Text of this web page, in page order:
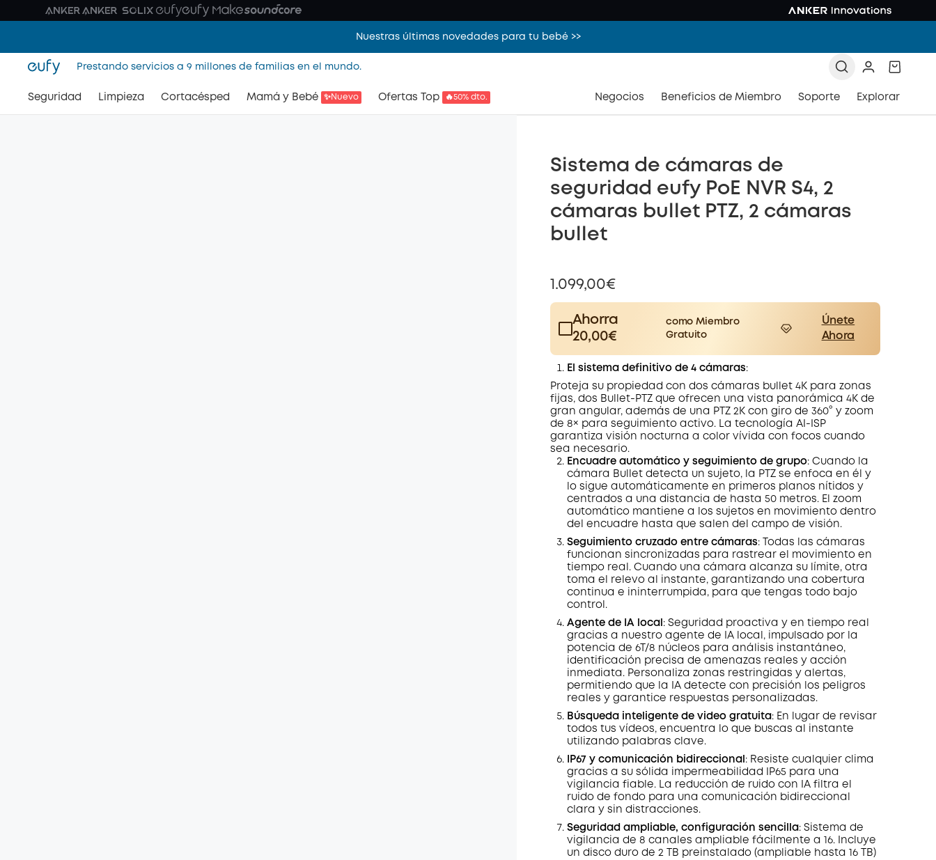
Nuestras últimas novedades para tu bebé >>
Prestando servicios a 9 millones de familias en el mundo.
Seguridad Limpieza Cortacésped Mamá y Bebé ✨Nuevo Ofertas Top 🔥50% dto. Negocios Beneficios de Miembro Soporte Explorar
Sistema de cámaras de
seguridad eufy PoE NVR S4, 2
cámaras bullet PTZ, 2 cámaras
bullet
1.099,00€
Ahorra
20,00€
como Miembro
Gratuito
Únete
Ahora
Plus Member
$15.00 /mes
Save 20,00€ Now
worth more than 20,00€
El sistema definitivo de 4 cámaras:
Proteja su propiedad con dos cámaras bullet 4K para zonas
fijas, dos Bullet-PTZ que ofrecen una vista panorámica 4K de
gran angular, además de una PTZ 2K con giro de 360° y zoom
de 8× para seguimiento activo. La tecnología AI-ISP
garantiza visión nocturna a color vívida con focos cuando
sea necesario.
Encuadre automático y seguimiento de grupo: Cuando la
cámara Bullet detecta un sujeto, la PTZ se enfoca en él y
lo sigue automáticamente en primeros planos nítidos y
centrados a una distancia de hasta 50 metros. El zoom
automático mantiene a los sujetos en movimiento dentro
del encuadre hasta que salen del campo de visión.
Seguimiento cruzado entre cámaras: Todas las cámaras
funcionan sincronizadas para rastrear el movimiento en
tiempo real. Cuando una cámara alcanza su límite, otra
toma el relevo al instante, garantizando una cobertura
continua e ininterrumpida, para que tengas todo bajo
control.
Agente de IA local : Seguridad proactiva y en tiempo real
gracias a nuestro agente de IA local, impulsado por la
potencia de 6T/8 núcleos para análisis instantáneo,
identificación precisa de amenazas reales y acción
inmediata. Personaliza zonas restringidas y alertas,
permitiendo que la IA detecte con precisión los peligros
reales y garantice respuestas personalizadas.
Búsqueda inteligente de video gratuita : En lugar de revisar
todos tus vídeos, encuentra lo que buscas al instante
utilizando palabras clave.
IP67 y comunicación bidireccional : Resiste cualquier clima
gracias a su sólida impermeabilidad IP65 para una
vigilancia fiable. La reducción de ruido con IA filtra el
ruido de fondo para una comunicación bidireccional
clara y sin distracciones.
Seguridad ampliable, configuración sencilla : Sistema de
vigilancia de 8 canales ampliable fácilmente a 16. Incluye
un disco duro de 2 TB preinstalado (ampliable hasta 16 TB)